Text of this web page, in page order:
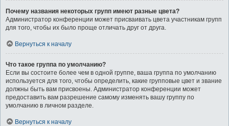
Почему названия некоторых групп имеют разные цвета?
Администратор конференции может присваивать цвета участникам групп
для того, чтобы их было проще отличать друг от друга.
Вернуться к началу
Что такое группа по умолчанию?
Если вы состоите более чем в одной группе, ваша группа по умолчанию
используется для того, чтобы определить, какие групповые цвет и звание
должны быть вам присвоены. Администратор конференции может
предоставить вам разрешение самому изменять вашу группу по
умолчанию в личном разделе.
Вернуться к началу